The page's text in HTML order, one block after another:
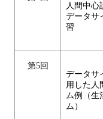
人間中心
データサ
習
第5回
データサ
用した人
ム例（生
ム）